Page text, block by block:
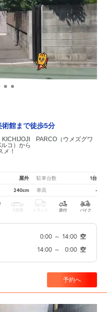
館まで徒歩5分
PARCO（ウメズグワ
コ）から
メ！
屋外 駐車台数 1台
240cm 車高 -
大型車 トラック 原付 バイク
0:00 ～ 14:00 空
14:00 ～ 0:00 空
予約へ